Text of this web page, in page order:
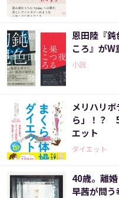
恩田陸『
ころ』が
小説
メリハリ
ら」！？
エット
ダイエット
40歳。離
早茜が問